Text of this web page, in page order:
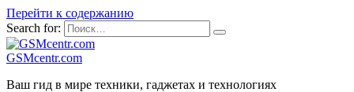
Перейти к содержанию
Search for:
GSMcentr.com
Ваш гид в мире техники, гаджетах и технологиях